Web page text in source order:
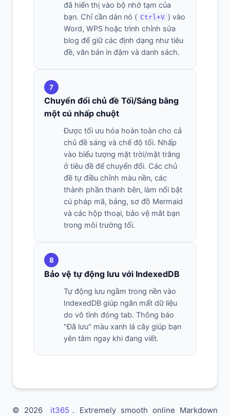
đã hiển thị vào bộ nhớ tạm của
bạn. Chỉ cần dán nó ( Ctrl+V ) vào
Word, WPS hoặc trình chỉnh sửa
blog để giữ các định dạng như tiêu
đề, văn bản in đậm và danh sách.
7
Chuyển đổi chủ đề Tối/Sáng bằng
một cú nhấp chuột
Được tối ưu hóa hoàn toàn cho cả
chủ đề sáng và chế độ tối. Nhấp
vào biểu tượng mặt trời/mặt trăng
ở tiêu đề để chuyển đổi. Các chủ
đề tự điều chỉnh màu nền, các
thành phần thanh bên, làm nổi bật
cú pháp mã, bảng, sơ đồ Mermaid
và các hộp thoại, bảo vệ mắt bạn
trong môi trường tối.
8
Bảo vệ tự động lưu với IndexedDB
Tự động lưu ngầm trong nền vào
IndexedDB giúp ngăn mất dữ liệu
do vô tình đóng tab. Thông báo
"Đã lưu" màu xanh lá cây giúp bạn
yên tâm ngay khi đang viết.
© 2026 it365 . Extremely smooth online Markdown